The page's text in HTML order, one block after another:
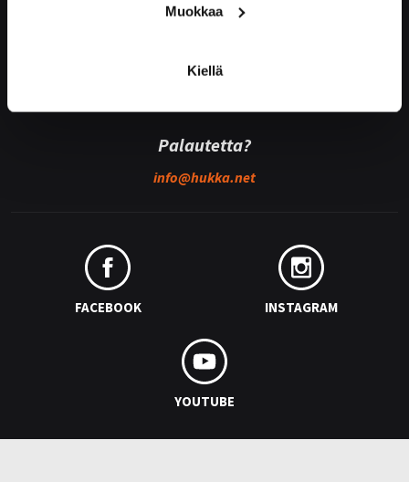
Muokkaa
Kiellä
Medialle
Palautetta?
info@hukka.net
FACEBOOK INSTAGRAM
YOUTUBE